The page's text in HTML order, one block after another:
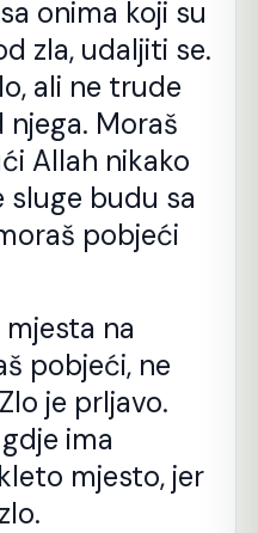
onima koji su
zla, udaljiti se.
ali ne trude
njega. Moraš
Allah nikako
sluge budu sa
pobjeći
na
pobjeći, ne
je prljavo.
ima
mjesto, jer